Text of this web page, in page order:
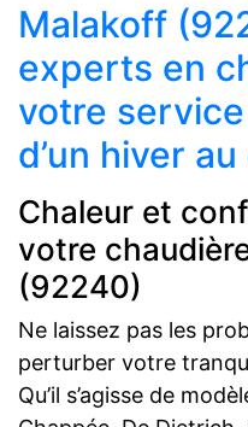
Malakoff
experts en
votre service
d’un hiver
Chaleur et
votre
(92240)
Ne laissez pas les
perturber votre
Qu’il s’agisse de